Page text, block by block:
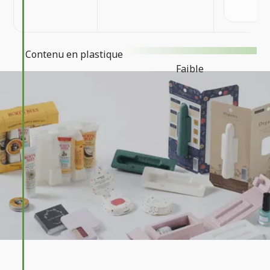
Contenu en plastique
Faible